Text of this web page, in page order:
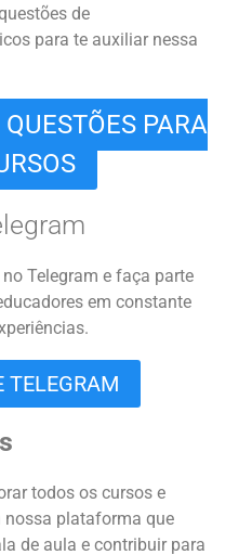
de
para te auxiliar nessa
PARA
Telegram e faça parte
em constante
TELEGRAM
todos os cursos e
plataforma que
de aula e contribuir para